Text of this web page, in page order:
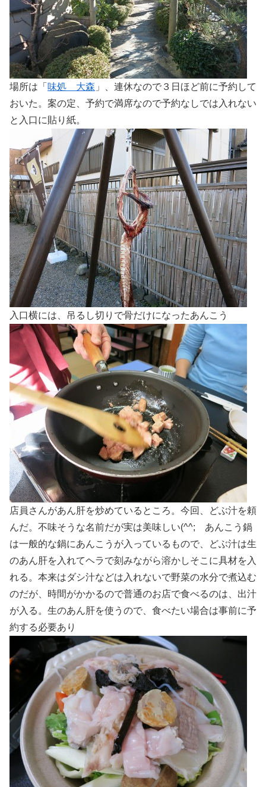
場所は「 味処 大森 」、連休なので３日ほど前に予約して
おいた。案の定、予約で満席なので予約なしでは入れない
と入口に貼り紙。
入口横には、吊るし切りで骨だけになったあんこう
店員さんがあん肝を炒めているところ。今回、どぶ汁を頼
んだ。不味そうな名前だが実は美味しい(^^; あんこう鍋
は一般的な鍋にあんこうが入っているもので、どぶ汁は生
のあん肝を入れてヘラで刻みながら溶かしそこに具材を入
れる。本来はダシ汁などは入れないで野菜の水分で煮込む
のだが、時間がかかるので普通のお店で食べるのは、出汁
が入る。生のあん肝を使うので、食べたい場合は事前に予
約する必要あり